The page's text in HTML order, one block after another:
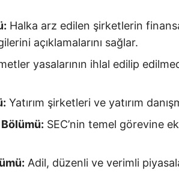
Halka arz edilen şirketlerin
açıklamalarını sağlar.
yasalarının ihlal edilip
Yatırım şirketleri ve yatırım
SEC’nin temel görevine
Adil, düzenli ve verimli